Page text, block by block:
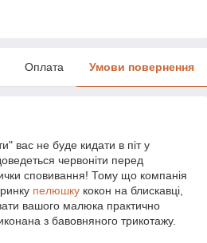
Оплата Умови повернення
вас не буде кидати в піт у
червоніти перед
сповивання! Тому що компанія
пелюшку кокон на блискавці,
вашого малюка практично
з бавовняного трикотажу.